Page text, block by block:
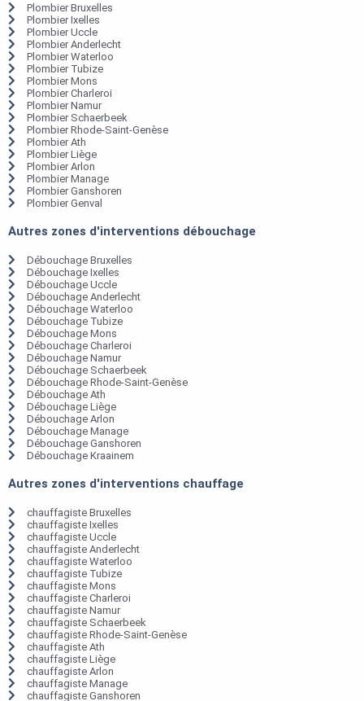
Plombier Bruxelles
Plombier Ixelles
Plombier Uccle
Plombier Anderlecht
Plombier Waterloo
Plombier Tubize
Plombier Mons
Plombier Charleroi
Plombier Namur
Plombier Schaerbeek
Plombier Rhode-Saint-Genèse
Plombier Ath
Plombier Liège
Plombier Arlon
Plombier Manage
Plombier Ganshoren
Plombier Genval
Autres zones d'interventions débouchage
Débouchage Bruxelles
Débouchage Ixelles
Débouchage Uccle
Débouchage Anderlecht
Débouchage Waterloo
Débouchage Tubize
Débouchage Mons
Débouchage Charleroi
Débouchage Namur
Débouchage Schaerbeek
Débouchage Rhode-Saint-Genèse
Débouchage Ath
Débouchage Liège
Débouchage Arlon
Débouchage Manage
Débouchage Ganshoren
Débouchage Kraainem
Autres zones d'interventions chauffage
chauffagiste Bruxelles
chauffagiste Ixelles
chauffagiste Uccle
chauffagiste Anderlecht
chauffagiste Waterloo
chauffagiste Tubize
chauffagiste Mons
chauffagiste Charleroi
chauffagiste Namur
chauffagiste Schaerbeek
chauffagiste Rhode-Saint-Genèse
chauffagiste Ath
chauffagiste Liège
chauffagiste Arlon
chauffagiste Manage
chauffagiste Ganshoren